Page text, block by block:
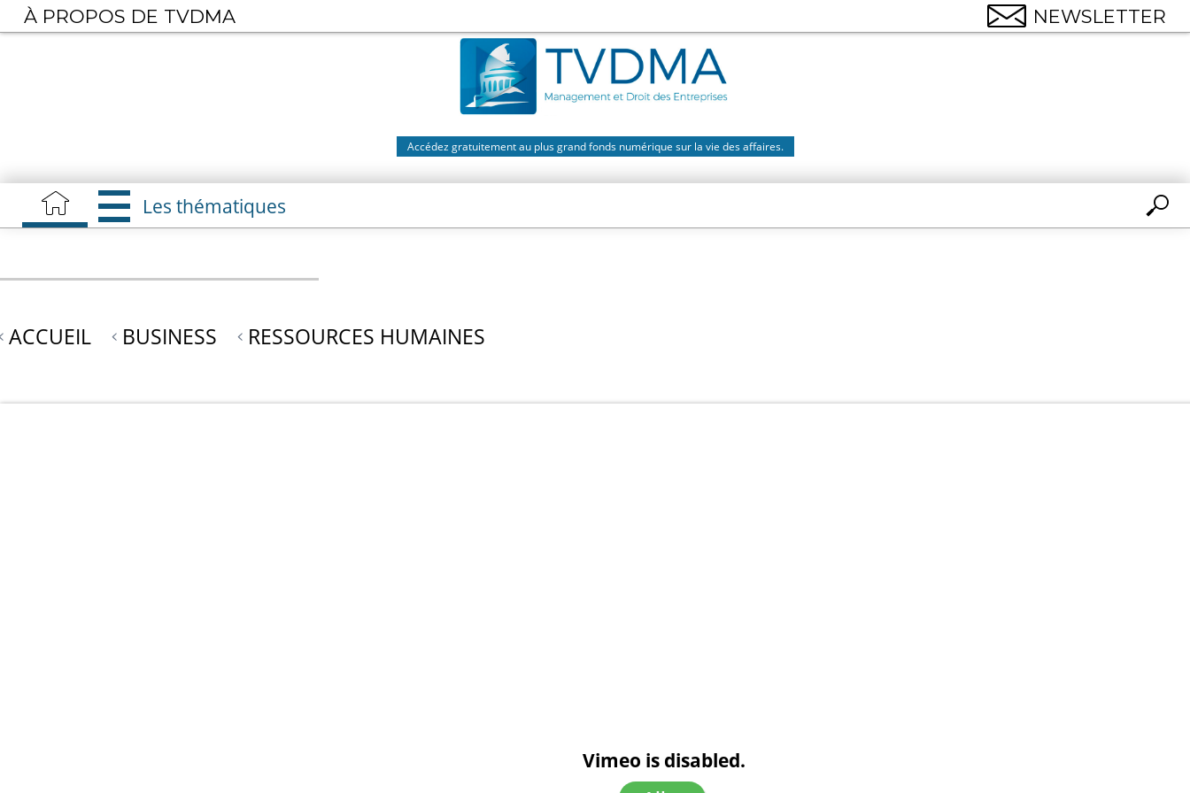
Aller
au
Accédez gratuitement au plus grand fonds numérique sur la vie des affaires.
Les thématiques
ACCUEIL BUSINESS RESSOURCES HUMAINES
Vimeo is disabled.
À PROPOS DE TVDMA NEWSLETTER